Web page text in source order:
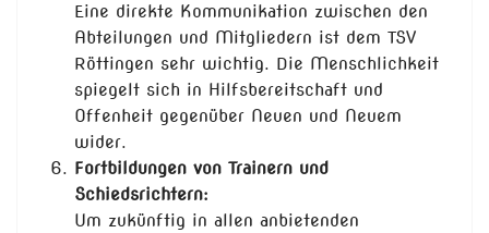
Eine direkte Kommunikation zwischen den
Abteilungen und Mitgliedern ist dem TSV
Röttingen sehr wichtig. Die Menschlichkeit
spiegelt sich in Hilfsbereitschaft und
Offenheit gegenüber Neuen und Neuem
wider.
Fortbildungen von Trainern und
Schiedsrichtern:
Um zukünftig in allen anbietenden